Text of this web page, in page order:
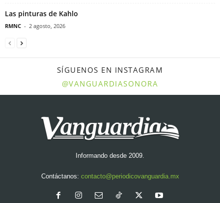
Las pinturas de Kahlo
RMNC - 2 agosto, 2026
SÍGUENOS EN INSTAGRAM
@VANGUARDIASONORA
Informando desde 2009.
Contáctanos: contacto@periodicovanguardia.mx